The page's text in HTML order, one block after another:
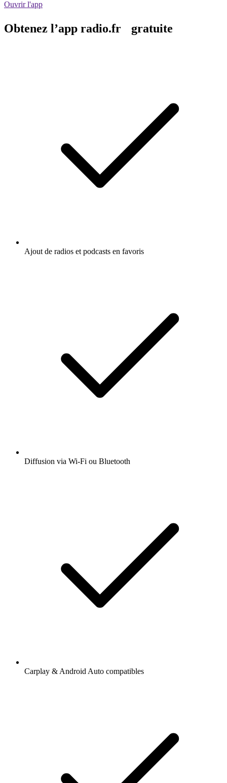
Ouvrir l'app
Obtenez l’app radio.fr gratuite
Ajout de radios et podcasts en favoris
Diffusion via Wi-Fi ou Bluetooth
Carplay & Android Auto compatibles